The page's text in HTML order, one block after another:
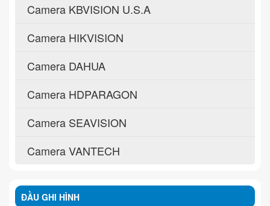
Camera KBVISION U.S.A
Camera HIKVISION
Camera DAHUA
Camera HDPARAGON
Camera SEAVISION
Camera VANTECH
ĐẦU GHI HÌNH